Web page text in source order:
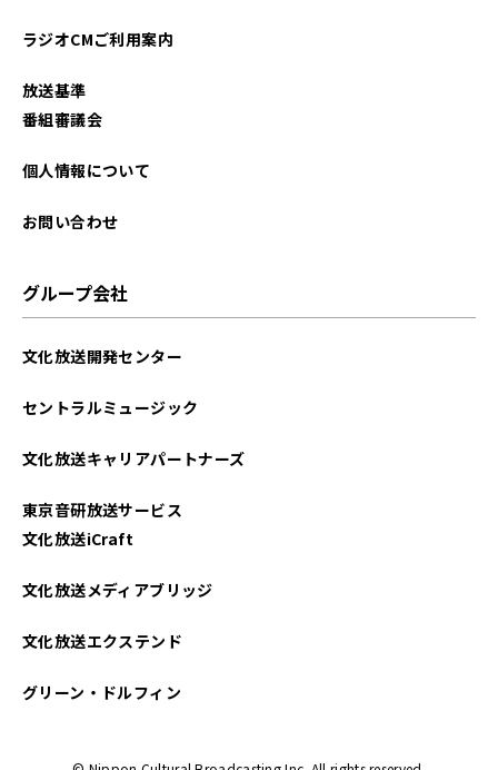
ラジオCMご利用案内
放送基準
番組審議会
個人情報について
お問い合わせ
グループ会社
文化放送開発センター
セントラルミュージック
文化放送キャリアパートナーズ
東京音研放送サービス
文化放送iCraft
文化放送メディアブリッジ
文化放送エクステンド
グリーン・ドルフィン